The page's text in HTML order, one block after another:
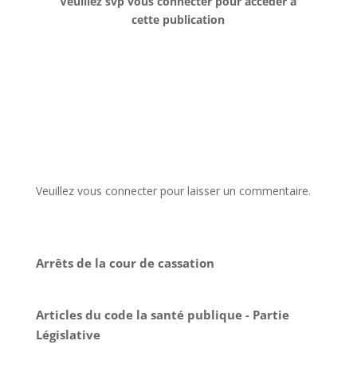
cette publication
Veuillez vous connecter pour laisser un commentaire.
Arrêts de la cour de cassation
Articles du code la santé publique - Partie
Législative